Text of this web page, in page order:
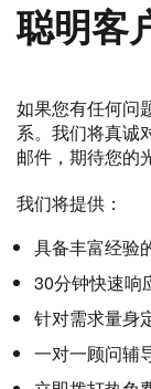
聪明客
如果您有任何问
系。我们将真诚
邮件，期待您的
我们将提供：
具备丰富经验
30分钟快速响
针对需求量身
一对一顾问辅